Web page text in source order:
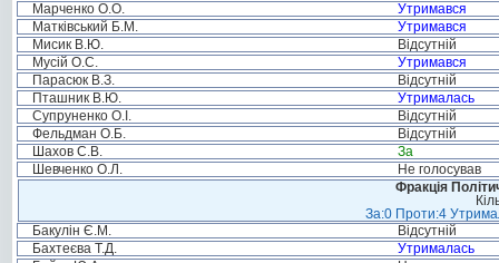
Марченко О.О.
Утримався
Матківський Б.М.
Утримався
Мисик В.Ю.
Відсутній
Мусій О.С.
Утримався
Парасюк В.З.
Відсутній
Пташник В.Ю.
Утрималась
Супруненко О.І.
Відсутній
Фельдман О.Б.
Відсутній
Шахов С.В.
За
Шевченко О.Л.
Не голосував
Фракція
За:0 Проти:4
Бакулін Є.М.
Відсутній
Бахтеєва Т.Д.
Утрималась